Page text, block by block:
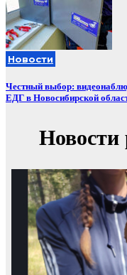
Новости
Честный выбор:
ЕДГ в Новосибирской